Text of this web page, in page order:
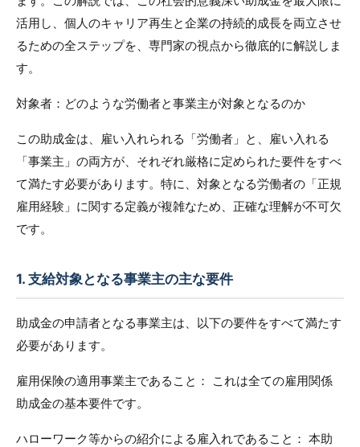
活用し、個人のキャリア再生と企業の持続的成長を両立させ
るための全ステップを、専門家の視点から徹底的に解説しま
す。
対象者：どのような労働者と事業主が対象となるのか
この助成金は、雇い入れられる「労働者」と、雇い入れる
「事業主」の両方が、それぞれ厳格に定められた要件をすべ
て満たす必要があります。特に、対象となる労働者の「正規
雇用経験」に関する定義が複雑なため、正確な理解が不可欠
です。
1. 支給対象となる事業主の主な要件
助成金の申請者となる事業主は、以下の要件をすべて満たす
必要があります。
雇用保険の適用事業主であること： これは全ての雇用関係
助成金の基本要件です。
ハローワーク等からの紹介による雇入れであること： 本助